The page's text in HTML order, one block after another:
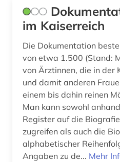
politiker (2)
politisch verfolgter (1)
politische
politk (1)
professor (1)
prosopographie (1)
protestantismus (1)
im Kaiserreich
Die Dokumentation
von etwa 1.500 (Stand:
von Ärztinnen, die in
und damit anderen
einem bis dahin reinen
Man kann sowohl
Register auf die
zugreifen als auch die
alphabetischer
Angaben zu de... Mehr